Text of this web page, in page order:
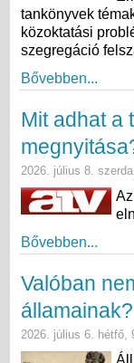
tankönyvek
közoktatási
szegregáció
Bővebben...
Mit adhat a
2026. július 8.
Bővebben...
Valóban
államainak?
2026. július 6. hétfő,